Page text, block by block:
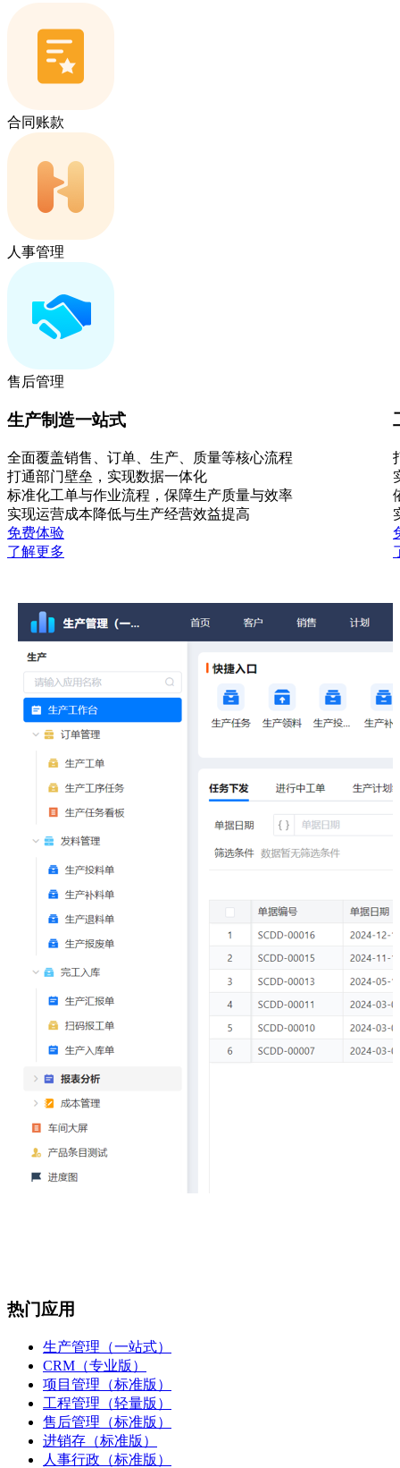
合同账款
人事管理
售后管理
生产制造一站式
全面覆盖销售、订单、生产、质量等核心流程
打通部门壁垒，实现数据一体化
标准化工单与作业流程，保障生产质量与效率
实现运营成本降低与生产经营效益提高
免费体验
了解更多
热门应用
生产管理（一站式）
CRM（专业版）
项目管理（标准版）
工程管理（轻量版）
售后管理（标准版）
进销存（标准版）
人事行政（标准版）